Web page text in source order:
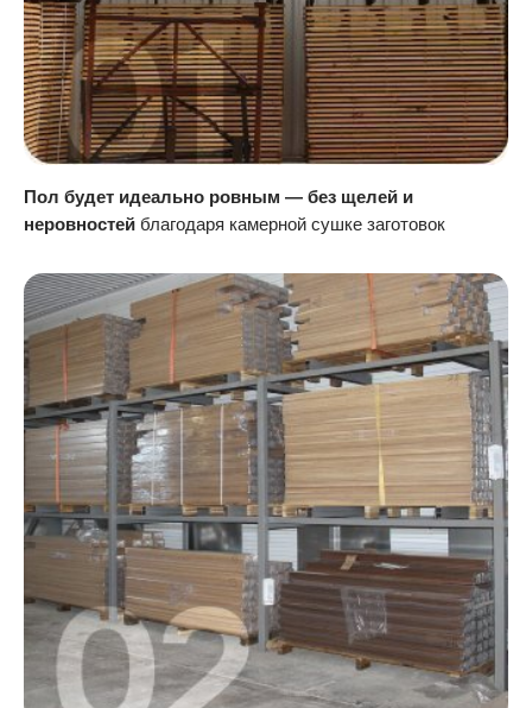
Пол будет идеально ровным — без щелей и
неровностей благодаря камерной сушке заготовок